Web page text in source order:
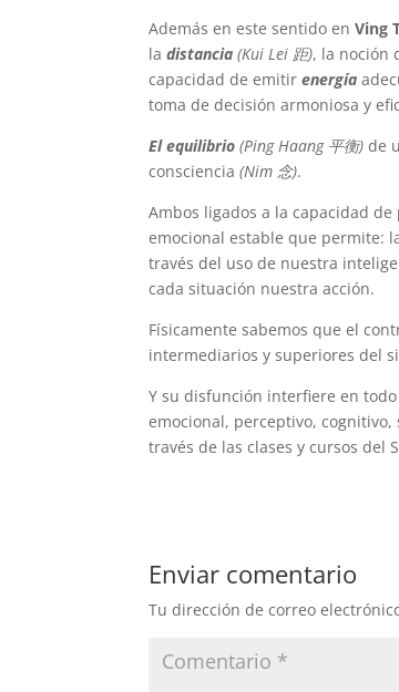
Además en este sentido enVing
ladistancia (Kui Lei 距), la noción
capacidad de emitirenergía
toma de decisión armoniosa y
Elequilibrio (Ping Haang 平衡) de
consciencia(Nim 念).
Ambos ligados a la capacidad
emocional estable que permite:
través del uso de nuestra
cada situación nuestra acción.
Físicamente sabemos que el
intermediarios y superiores del
Y su disfunción interfiere en
emocional, perceptivo,
través de las clases y cursos del
Enviar comentario
Tu dirección de correo